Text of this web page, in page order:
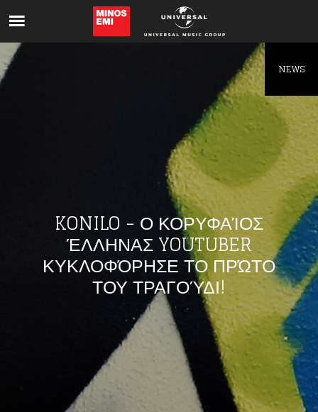
KONILO - Ο ΚΟΡΥΦΑΊΟΣ
ΈΛΛΗΝΑΣ YOUTUBER
ΚΥΚΛΟΦΌΡΗΣΕ ΤΟ ΠΡΏΤΟ
ΤΟΥ ΤΡΑΓΟΎΔΙ!
NEWS
Like being first?
Get news from your favorite artists before
everyone else.